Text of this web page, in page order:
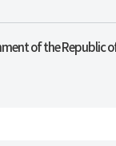
of the Republic